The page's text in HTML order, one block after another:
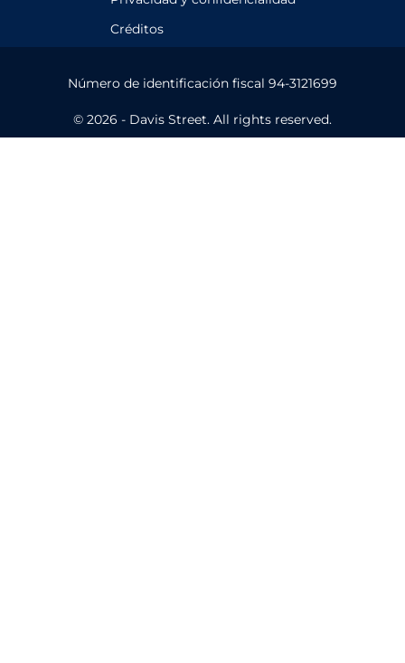
Créditos
Número de identificación fiscal 94-3121699
© 2026 - Davis Street. All rights reserved.